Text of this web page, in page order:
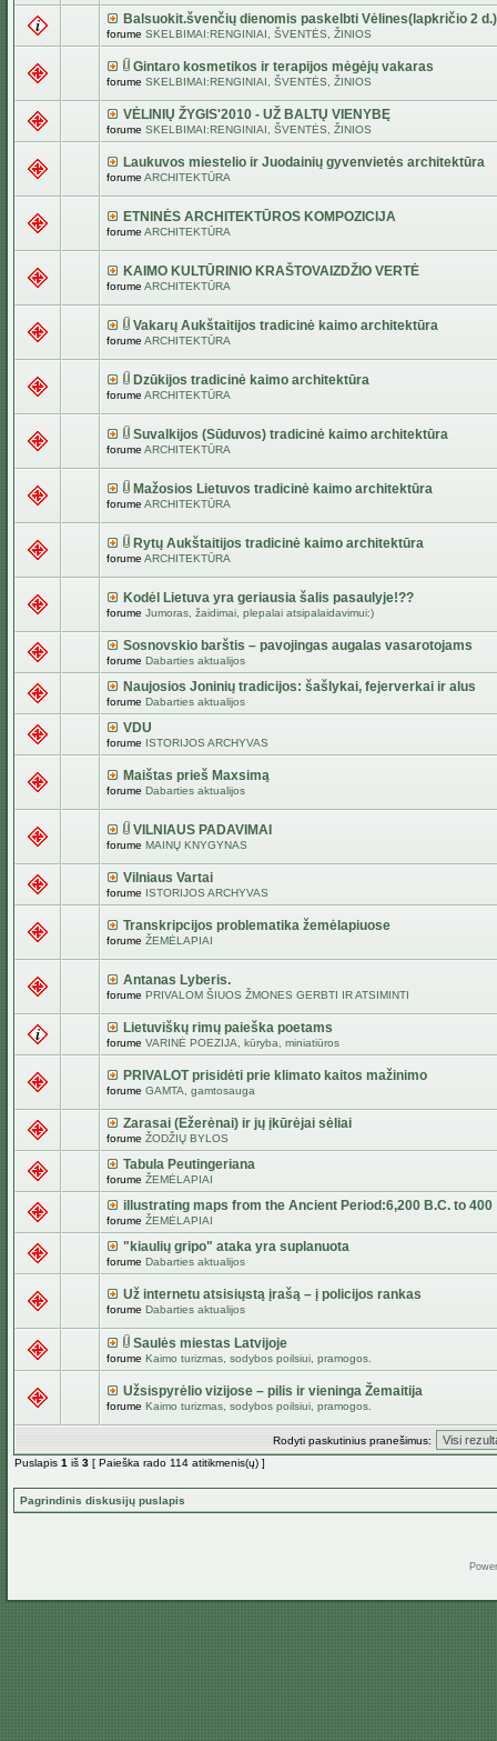
Balsuokit.švenčių dienomis paskelbti Vėlines(lapkričio 2 d.)
forume SKELBIMAI:RENGINIAI, ŠVENTĖS, ŽINIOS
Gintaro kosmetikos ir terapijos mėgėjų vakaras
forume SKELBIMAI:RENGINIAI, ŠVENTĖS, ŽINIOS
VĖLINIŲ ŽYGIS'2010 - UŽ BALTŲ VIENYBĘ
forume SKELBIMAI:RENGINIAI, ŠVENTĖS, ŽINIOS
Laukuvos miestelio ir Juodainių gyvenvietės architektūra
forume ARCHITEKTŪRA
ETNINĖS ARCHITEKTŪROS KOMPOZICIJA
forume ARCHITEKTŪRA
KAIMO KULTŪRINIO KRAŠTOVAIZDŽIO VERTĖ
forume ARCHITEKTŪRA
Vakarų Aukštaitijos tradicinė kaimo architektūra
forume ARCHITEKTŪRA
Dzūkijos tradicinė kaimo architektūra
forume ARCHITEKTŪRA
Suvalkijos (Sūduvos) tradicinė kaimo architektūra
forume ARCHITEKTŪRA
Mažosios Lietuvos tradicinė kaimo architektūra
forume ARCHITEKTŪRA
Rytų Aukštaitijos tradicinė kaimo architektūra
forume ARCHITEKTŪRA
Kodėl Lietuva yra geriausia šalis pasaulyje!??
forume Jumoras, žaidimai, plepalai atsipalaidavimui:)
Sosnovskio barštis – pavojingas augalas vasarotojams
forume Dabarties aktualijos
Naujosios Joninių tradicijos: šašlykai, fejerverkai ir alus
forume Dabarties aktualijos
VDU
forume ISTORIJOS ARCHYVAS
Maištas prieš Maxsimą
forume Dabarties aktualijos
VILNIAUS PADAVIMAI
forume MAINŲ KNYGYNAS
Vilniaus Vartai
forume ISTORIJOS ARCHYVAS
Transkripcijos problematika žemėlapiuose
forume ŽEMĖLAPIAI
Antanas Lyberis.
forume PRIVALOM ŠIUOS ŽMONES GERBTI IR ATSIMINTI
Lietuviškų rimų paieška poetams
forume VARINĖ POEZIJA, kūryba, miniatiūros
PRIVALOT prisidėti prie klimato kaitos mažinimo
forume GAMTA, gamtosauga
Zarasai (Ežerėnai) ir jų įkūrėjai sėliai
forume ŽODŽIŲ BYLOS
Tabula Peutingeriana
forume ŽEMĖLAPIAI
illustrating maps from the Ancient Period:6,200 B.C. to 400
forume ŽEMĖLAPIAI
"kiaulių gripo" ataka yra suplanuota
forume Dabarties aktualijos
Už internetu atsisiųstą įrašą – į policijos rankas
forume Dabarties aktualijos
Saulės miestas Latvijoje
forume Kaimo turizmas, sodybos poilsiui, pramogos.
Užsispyrėlio vizijose – pilis ir vieninga Žemaitija
forume Kaimo turizmas, sodybos poilsiui, pramogos.
Rodyti paskutinius pranešimus:
Puslapis 1 iš 3 [ Paieška rado 114 atitikmenis(ų) ]
Pagrindinis diskusijų puslapis